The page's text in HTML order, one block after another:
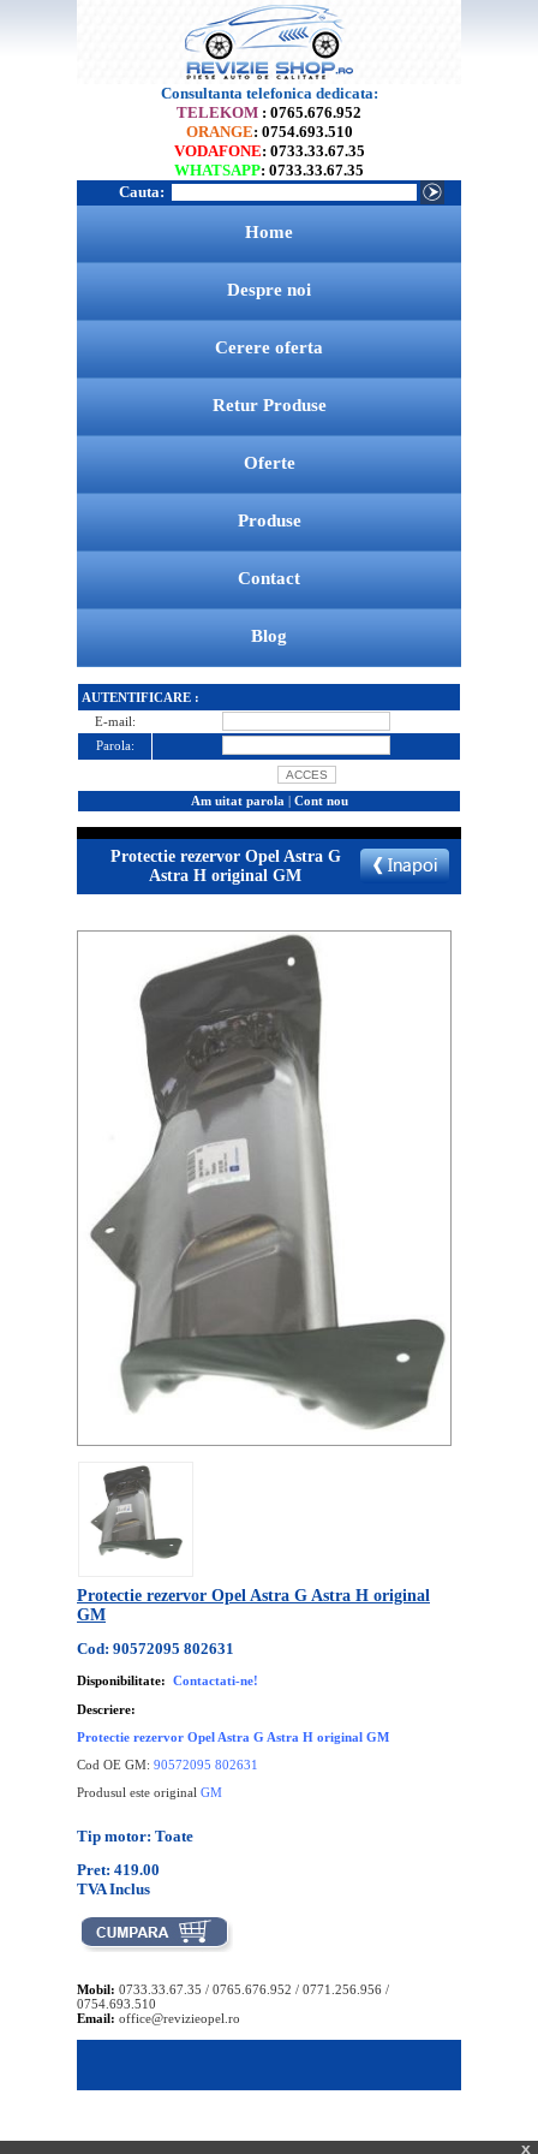
Consultanta telefonica dedicata:
TELEKOM : 0765.676.952
ORANGE: 0754.693.510
VODAFONE: 0733.33.67.35
WHATSAPP: 0733.33.67.35
Cauta:
Home
Despre noi
Cerere oferta
Retur Produse
Oferte
Produse
Contact
Blog
AUTENTIFICARE :
E-mail:
Parola:
Am uitat parola | Cont nou
Protectie rezervor Opel Astra G
Astra H original GM
Protectie rezervor Opel Astra G Astra H original
GM
Cod: 90572095 802631
Disponibilitate: Contactati-ne!
Descriere:
Protectie rezervor Opel Astra G Astra H original GM
Cod OE GM: 90572095 802631
Produsul este original GM
Tip motor: Toate
Pret: 419.00
TVA Inclus
Mobil: 0733.33.67.35 / 0765.676.952 / 0771.256.956 /
0754.693.510
Email: office@revizieopel.ro
x